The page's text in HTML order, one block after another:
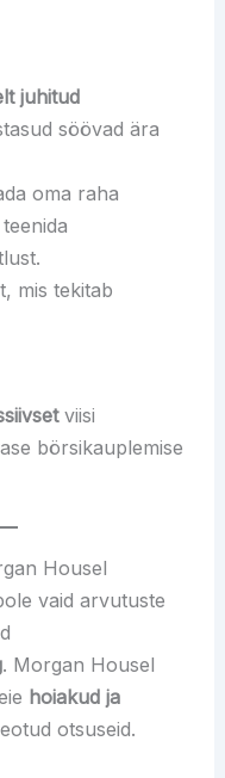
juhitud
söövad ära
oma raha
mis tekitab
viisi
börsikauplemise
Housel
vaid arvutuste
. Morgan Housel
hoiakud ja
otsuseid.